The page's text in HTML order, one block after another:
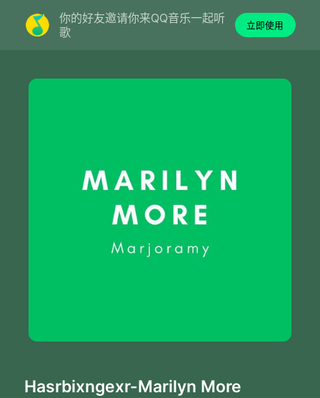
你的好友邀请你来QQ音乐一起听
歌
立即使用
Hasrbixngexr-Marilyn More